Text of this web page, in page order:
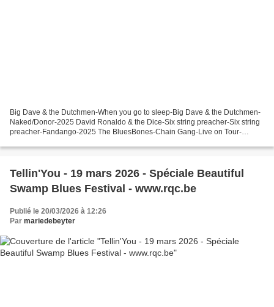
Big Dave & the Dutchmen-When you go to sleep-Big Dave & the Dutchmen-
Naked/Donor-2025 David Ronaldo & the Dice-Six string preacher-Six string
preacher-Fandango-2025 The BluesBones-Chain Gang-Live on Tour-
Tellin'You - 19 mars 2026 - Spéciale Beautiful
Swamp Blues Festival - www.rqc.be
Publié le 20/03/2026 à 12:26
Par mariedebeyter